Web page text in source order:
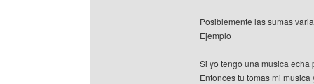
Posiblemente las sumas
Ejemplo
Si yo tengo una musica
Entonces tu tomas mi